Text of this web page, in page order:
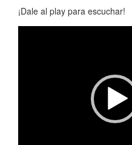
¡Dale al play para escuchar!